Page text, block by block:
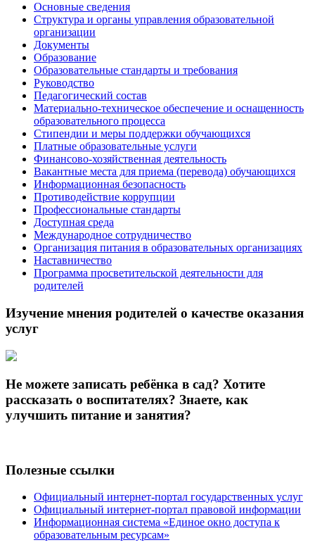
Основные сведения
Структура и органы управления образовательной
организации
Документы
Образование
Образовательные стандарты и требования
Руководство
Педагогический состав
Материально-техническое обеспечение и оснащенность
образовательного процесса
Стипендии и меры поддержки обучающихся
Платные образовательные услуги
Финансово-хозяйственная деятельность
Вакантные места для приема (перевода) обучающихся
Информационная безопасность
Противодействие коррупции
Профессиональные стандарты
Доступная среда
Международное сотрудничество
Организация питания в образовательных организациях
Наставничество
Программа просветительской деятельности для
родителей
Изучение мнения родителей о качестве оказания
услуг
Не можете записать ребёнка в сад? Хотите
рассказать о воспитателях? Знаете, как
улучшить питание и занятия?
Полезные ссылки
Официальный интернет-портал государственных услуг
Официальный интернет-портал правовой информации
Информационная система «Единое окно доступа к
образовательным ресурсам»